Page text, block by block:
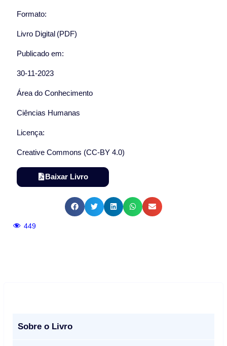
Formato:
Livro Digital (PDF)
Publicado em:
30-11-2023
Área do Conhecimento
Ciências Humanas
Licença:
Creative Commons (CC-BY 4.0)
Baixar Livro
449
Sobre o Livro